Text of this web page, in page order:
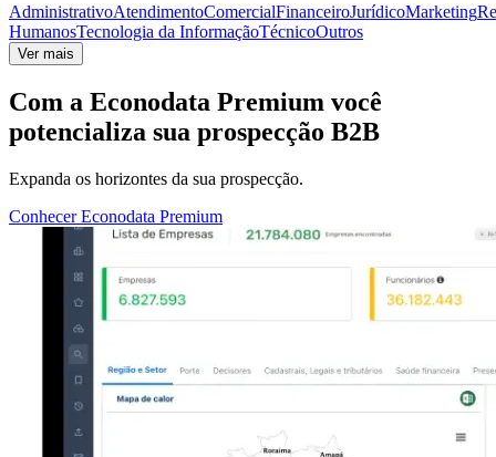
AdministrativoAtendimentoComercialFinanceiroJurídicoMarketing
HumanosTecnologia da InformaçãoTécnicoOutros
Ver mais
Com a Econodata Premium você
potencializa sua prospecção B2B
Expanda os horizontes da sua prospecção.
Conhecer Econodata Premium